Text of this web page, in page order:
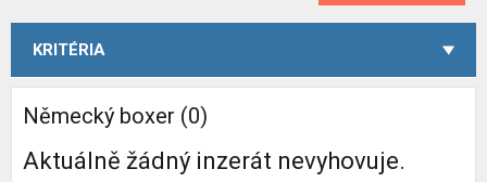
KRITÉRIA
Německý boxer (0)
Aktuálně žádný inzerát nevyhovuje.